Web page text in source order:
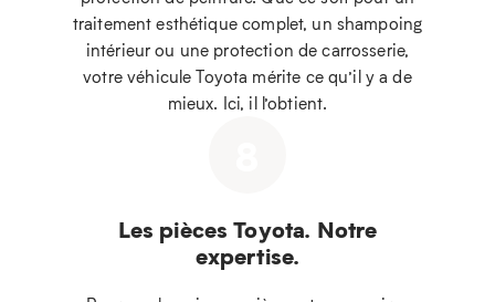
traitement esthétique complet, un shampoing
intérieur ou une protection de carrosserie,
votre véhicule Toyota mérite ce qu’il y a de
mieux. Ici, il l’obtient.
Les pièces Toyota. Notre
expertise.